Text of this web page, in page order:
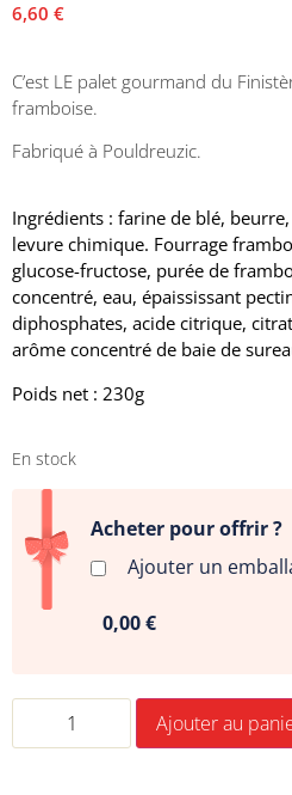
6,60 €
C’est LE palet gourmand du
framboise.
Fabriqué à Pouldreuzic.
Ingrédients : farine de blé, beurre,
levure chimique. Fourrage
glucose-fructose, purée de
concentré, eau, épaississant
diphosphates, acide citrique,
arôme concentré de baie de
Poids net : 230g
En stock
Acheter pour offrir ?
Ajouter un
0,00 €
Ajouter au